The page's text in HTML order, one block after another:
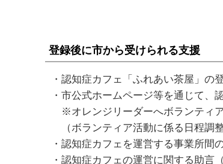
登録後に市から受けられる支援
・認知症カフェ「ふれあい茶屋」の
・ 市公式ホームページ等を通じて、
※オレンジリーダーへボランティ
（ボランティア活動に係る日程調
・認知症カフェを運営する事業所間
・認知症カフェの運営に関する助言